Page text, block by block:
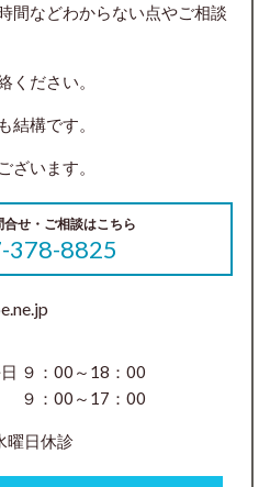
間などわからない点やご相談
ください。
結構です。
ざいます。
合せ・ご相談はこちら
378-8825
９：00～18：00
９：00～17：00
曜日休診